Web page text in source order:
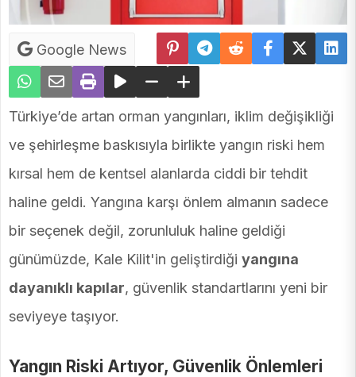
Google News
Türkiye’de artan orman yangınları, iklim değişikliği
ve şehirleşme baskısıyla birlikte yangın riski hem
kırsal hem de kentsel alanlarda ciddi bir tehdit
haline geldi. Yangına karşı önlem almanın sadece
bir seçenek değil, zorunluluk haline geldiği
günümüzde, Kale Kilit'in geliştirdiği yangına
dayanıklı kapılar, güvenlik standartlarını yeni bir
seviyeye taşıyor.
Yangın Riski Artıyor, Güvenlik Önlemleri